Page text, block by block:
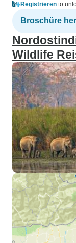
Registrieren to
Broschüre
Wildlife